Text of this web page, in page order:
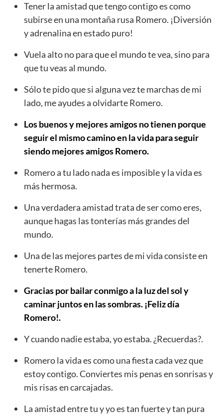
Tener la amistad que tengo contigo es como
subirse en una montaña rusa Romero. ¡Diversión
y adrenalina en estado puro!
Vuela alto no para que el mundo te vea, sino para
que tu veas al mundo.
Sólo te pido que si alguna vez te marchas de mi
lado, me ayudes a olvidarte Romero.
Los buenos y mejores amigos no tienen porque
seguir el mismo camino en la vida para seguir
siendo mejores amigos Romero.
Romero a tu lado nada es imposible y la vida es
más hermosa.
Una verdadera amistad trata de ser como eres,
aunque hagas las tonterías más grandes del
mundo.
Una de las mejores partes de mi vida consiste en
tenerte Romero.
Gracias por bailar conmigo a la luz del sol y
caminar juntos en las sombras. ¡Feliz día
Romero!.
Y cuando nadie estaba, yo estaba. ¿Recuerdas?.
Romero la vida es como una fiesta cada vez que
estoy contigo. Conviertes mis penas en sonrisas y
mis risas en carcajadas.
La amistad entre tu y yo es tan fuerte y tan pura